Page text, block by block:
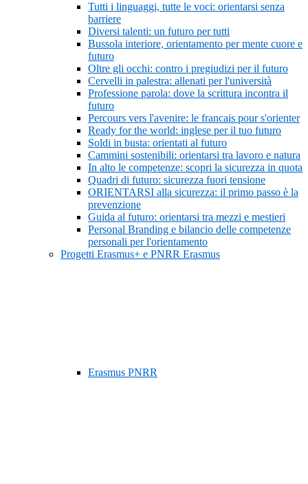
Tutti i linguaggi, tutte le voci: orientarsi senza
barriere
Diversi talenti: un futuro per tutti
Bussola interiore, orientamento per mente cuore e
futuro
Oltre gli occhi: contro i pregiudizi per il futuro
Cervelli in palestra: allenati per l'università
Professione parola: dove la scrittura incontra il
futuro
Percours vers l'avenire: le francais pour s'orienter
Ready for the world: inglese per il tuo futuro
Soldi in busta: orientati al futuro
Cammini sostenibili: orientarsi tra lavoro e natura
In alto le competenze: scopri la sicurezza in quota
Quadri di futuro: sicurezza fuori tensione
ORIENTARSI alla sicurezza: il primo passo è la
prevenzione
Guida al futuro: orientarsi tra mezzi e mestieri
Personal Branding e bilancio delle competenze
personali per l'orientamento
Progetti Erasmus+ e PNRR Erasmus
Erasmus PNRR